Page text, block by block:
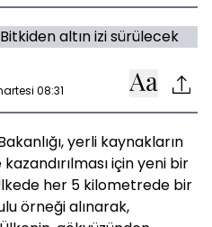
08:31
yerli kaynakların
için yeni bir
her 5 kilometrede bir
örneği alınarak,